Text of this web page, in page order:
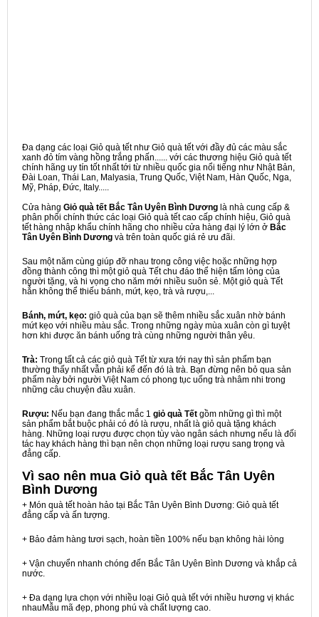
Đa dạng các loại Giỏ quà tết như Giỏ quà tết với đầy đủ các màu sắc
xanh đỏ tím vàng hồng trắng phấn...... với các thương hiệu Giỏ quà tết
chính hãng uy tín tốt nhất tới từ nhiều quốc gia nổi tiếng như Nhật Bản,
Đài Loan, Thái Lan, Malyasia, Trung Quốc, Việt Nam, Hàn Quốc, Nga,
Mỹ, Pháp, Đức, Italy.....
Cửa hàng Giỏ quà tết Bắc Tân Uyên Bình Dương là nhà cung cấp &
phân phối chính thức các loại Giỏ quà tết cao cấp chính hiệu, Giỏ quà
tết hàng nhập khẩu chính hãng cho nhiều cửa hàng đại lý lớn ở Bắc
Tân Uyên Bình Dương và trên toàn quốc giá rẻ ưu đãi.
Sau một năm cùng giúp đỡ nhau trong công việc hoặc những hợp
đồng thành công thì một giỏ quà Tết chu đáo thể hiện tấm lòng của
người tặng, và hi vọng cho năm mới nhiều suôn sẻ. Một giỏ quà Tết
hẳn không thể thiếu bánh, mứt, kẹo, trà và rượu,...
Bánh, mứt, kẹo: giỏ quà của bạn sẽ thêm nhiều sắc xuân nhờ bánh
mứt kẹo với nhiều màu sắc. Trong những ngày mùa xuân còn gì tuyệt
hơn khi được ăn bánh uống trà cùng những người thân yêu.
Trà: Trong tất cả các giỏ quà Tết từ xưa tới nay thì sản phẩm bạn
thường thấy nhất vẫn phải kể đến đó là trà. Bạn đừng nên bỏ qua sản
phẩm này bởi người Việt Nam có phong tục uống trà nhâm nhi trong
những câu chuyện đầu xuân.
Rượu: Nếu bạn đang thắc mắc 1 giỏ quà Tết gồm những gì thì một
sản phẩm bắt buộc phải có đó là rượu, nhất là giỏ quà tặng khách
hàng. Những loại rượu được chọn tùy vào ngân sách nhưng nếu là đối
tác hay khách hàng thì bạn nên chọn những loại rượu sang trọng và
đẳng cấp.
Vì sao nên mua Giỏ quà tết Bắc Tân Uyên
Bình Dương
+ Món quà tết hoàn hảo tại Bắc Tân Uyên Bình Dương: Giỏ quà tết
đẳng cấp và ấn tượng.
+ Bảo đảm hàng tươi sạch, hoàn tiền 100% nếu bạn không hài lòng
+ Vận chuyển nhanh chóng đến Bắc Tân Uyên Bình Dương và khắp cả
nước.
+ Đa dạng lựa chọn với nhiều loại Giỏ quà tết với nhiều hương vị khác
nhauMẫu mã đẹp, phong phú và chất lượng cao.